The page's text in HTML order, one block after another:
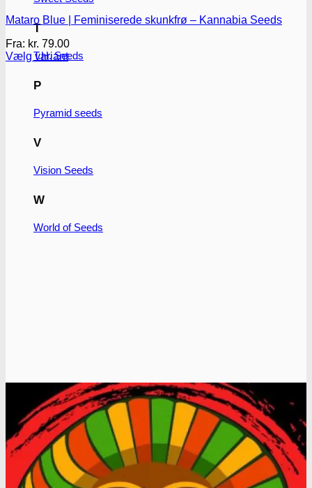
T
T.H. Seeds
P
Pyramid seeds
V
Vision Seeds
W
World of Seeds
Mataro Blue | Feminiserede skunkfrø – Kannabia Seeds
Fra: kr. 79.00
Vælg variant
varianter.